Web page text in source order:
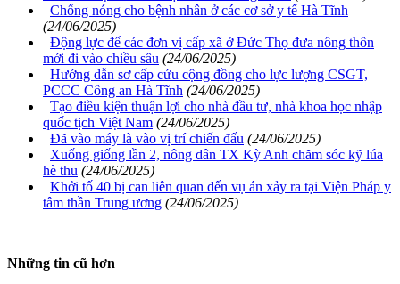
Chống nóng cho bệnh nhân ở các cơ sở y tế Hà Tĩnh
(24/06/2025)
Động lực để các đơn vị cấp xã ở Đức Thọ đưa nông thôn
mới đi vào chiều sâu (24/06/2025)
Hướng dẫn sơ cấp cứu cộng đồng cho lực lượng CSGT,
PCCC Công an Hà Tĩnh (24/06/2025)
Tạo điều kiện thuận lợi cho nhà đầu tư, nhà khoa học nhập
quốc tịch Việt Nam (24/06/2025)
Đã vào máy là vào vị trí chiến đấu (24/06/2025)
Xuống giống lần 2, nông dân TX Kỳ Anh chăm sóc kỹ lúa
hè thu (24/06/2025)
Khởi tố 40 bị can liên quan đến vụ án xảy ra tại Viện Pháp y
tâm thần Trung ương (24/06/2025)
Những tin cũ hơn